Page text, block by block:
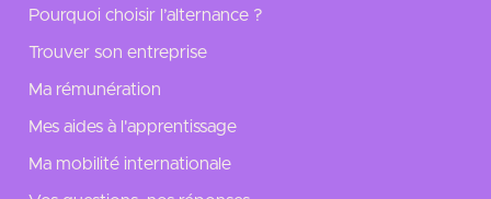
Pourquoi choisir l’alternance ?
Trouver son entreprise
Ma rémunération
Mes aides à l'apprentissage
Ma mobilité internationale